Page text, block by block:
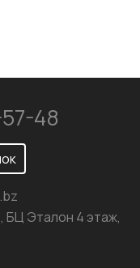
48
БЦ Эталон 4 этаж,